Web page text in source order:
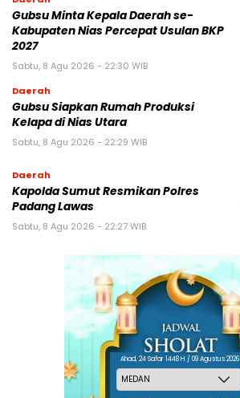
Gubsu Minta Kepala Daerah se-
Kabupaten Nias Percepat Usulan BKP
2027
Sabtu, 8 Agu 2026 - 22:30 WIB
Daerah
Gubsu Siapkan Rumah Produksi
Kelapa di Nias Utara
Sabtu, 8 Agu 2026 - 22:29 WIB
Daerah
Kapolda Sumut Resmikan Polres
Padang Lawas
Sabtu, 8 Agu 2026 - 22:27 WIB
Ahad, 24 Safar 1448 H / 09 Agustus 2026